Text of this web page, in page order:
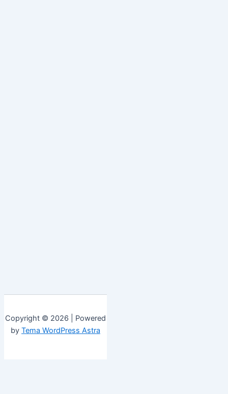
Copyright © 2026 | Powered
by Tema WordPress Astra